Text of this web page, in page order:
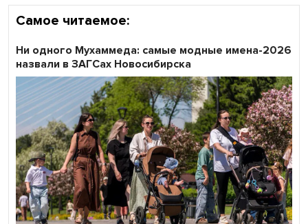
Самое читаемое:
Ни одного Мухаммеда: самые модные имена-2026
назвали в ЗАГСах Новосибирска